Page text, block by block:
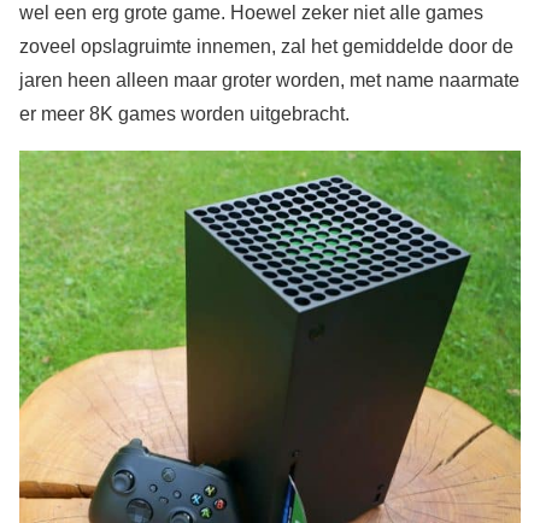
wel een erg grote game. Hoewel zeker niet alle games
zoveel opslagruimte innemen, zal het gemiddelde door de
jaren heen alleen maar groter worden, met name naarmate
er meer 8K games worden uitgebracht.